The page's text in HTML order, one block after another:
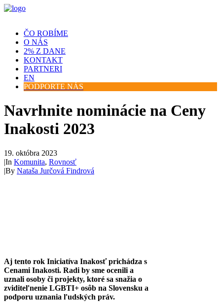
ČO ROBÍME
O NÁS
2% Z DANE
KONTAKT
PARTNERI
EN
PODPORTE NÁS
Navrhnite nominácie na Ceny
Inakosti 2023
19. októbra 2023
|In Komunita, Rovnosť
|By Nataša Jurčová Findrová
Aj tento rok Iniciatíva Inakosť prichádza s
Cenami Inakosti. Radi by sme ocenili a
uznali osoby či projekty, ktoré sa snažia o
zviditeľnenie LGBTI+ osôb na Slovensku a
podporu uznania ľudských práv.